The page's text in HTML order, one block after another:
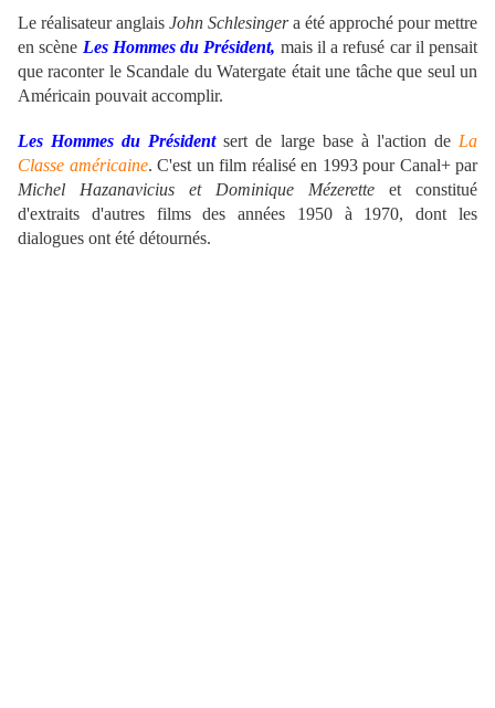
Le réalisateur anglais John Schlesingera été approché pour mettre
en scène Les Hommes du Président, mais il a refusé car il pensait
que raconter le Scandale du Watergate était une tâche que seul un
Américain pouvait accomplir.
Les Hommes du Présidentsert de large base à l'action de La
Classe américaine. C'est un film réalisé en 1993 pour Canal+ par
Michel Hazanavicius et Dominique Mézerette et constitué
d'extraits d'autres films des années 1950 à 1970, dont les
dialogues ont été détournés.